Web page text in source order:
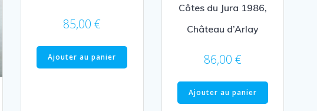
85,00€
Ajouter au panier
Côtes du Jura 1986,
Château d’Arlay
86,00 €
Ajouter au panier